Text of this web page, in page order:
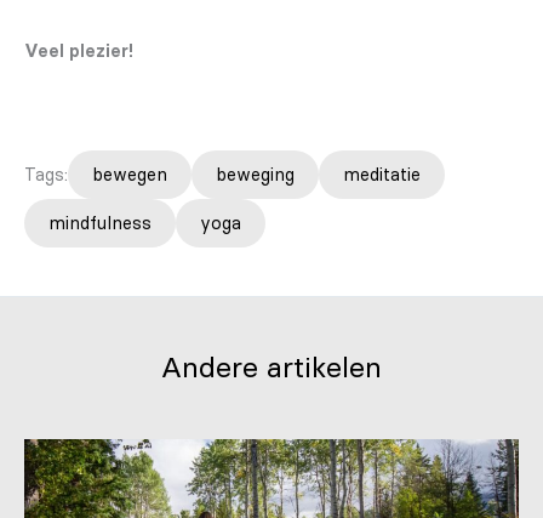
Veel plezier!
Tags: bewegen beweging meditatie
mindfulness yoga
Andere artikelen